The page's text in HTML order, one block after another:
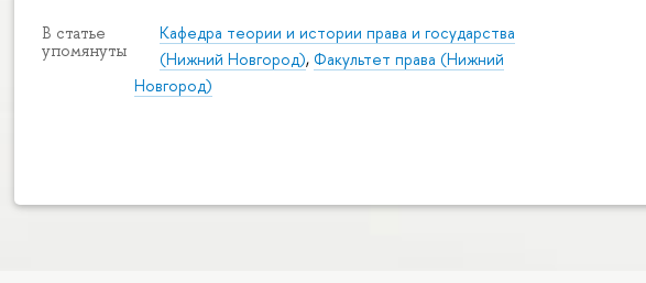
В статье
упомянуты
Кафедра теории и истории права и государства
(Нижний Новгород),Факультет права (Нижний
Новгород)